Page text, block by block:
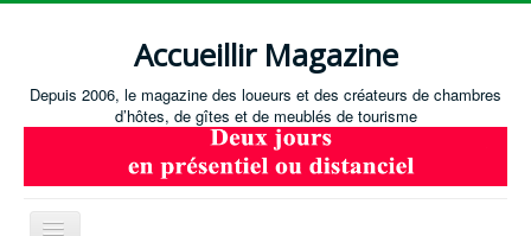
Accueillir Magazine
Depuis 2006, le magazine des loueurs et des créateurs de chambres
d’hôtes, de gîtes et de meublés de tourisme
Basculer